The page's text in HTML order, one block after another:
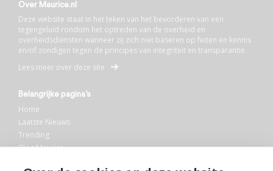
Over Maurice.nl
Deze website staat in het teken van het bevorderen van een
tegengeluid rondom het optreden van de overheid en
overheidsdiensten wanneer zij zich niet baseren op feiten en kennis
en/of zondigen tegen de principes van integriteit en transparantie.
Lees meer over deze site
Belangrijke pagina’s
Home
Laatste Nieuws
Trending
Blog Maurice